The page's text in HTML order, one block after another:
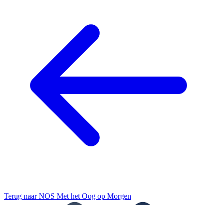
Terug naarNOS Met het Oog op Morgen